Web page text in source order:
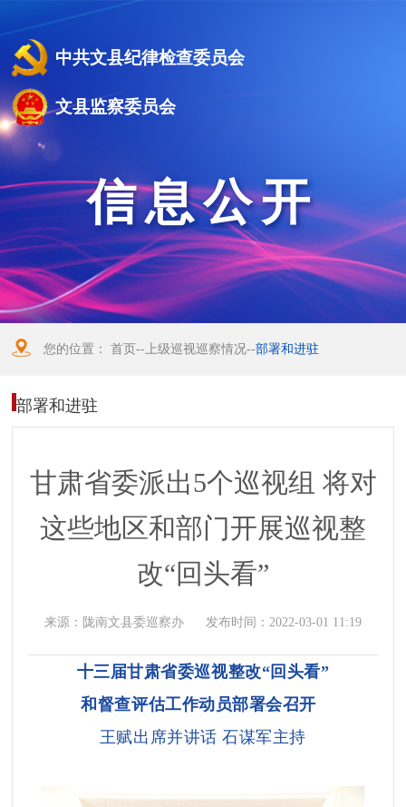
中共文县纪律检查委员会
文县监察委员会
信息公开
您的位置：首页-- 上级巡视巡察情况--部署和进驻
部署和进驻
甘肃省委派出5个巡视组 将对
这些地区和部门开展巡视整
改“回头看”
来源： 陇南文县委巡察办 发布时间： 2022-03-01 11:19
十三届甘肃省委巡视整改“回头看”
和督查评估工作动员部署会召开
王赋出席并讲话 石谋军主持